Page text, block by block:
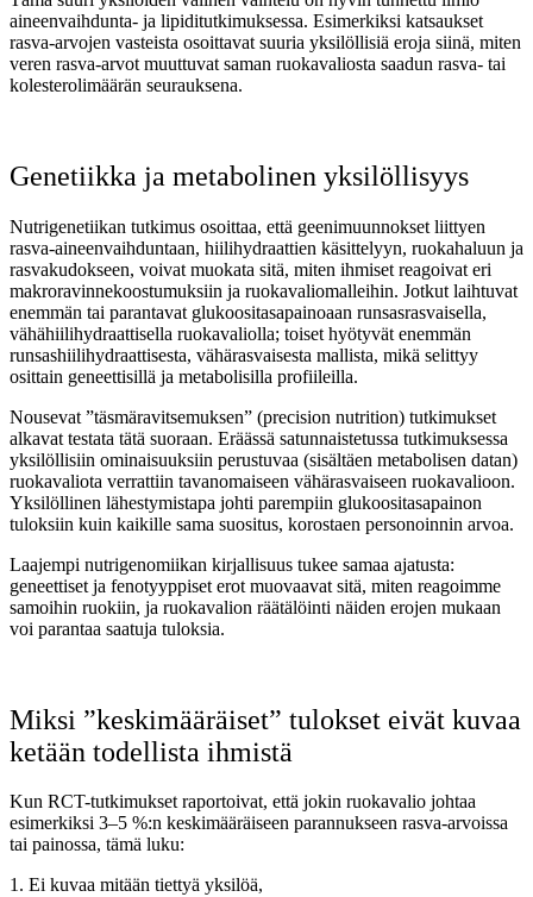
aineenvaihdunta- ja lipiditutkimuksessa. Esimerkiksi katsaukset
rasva-arvojen vasteista osoittavat suuria yksilöllisiä eroja siinä, miten
veren rasva-arvot muuttuvat saman ruokavaliosta saadun rasva- tai
kolesterolimäärän seurauksena.
Genetiikka ja metabolinen yksilöllisyys
Nutrigenetiikan tutkimus osoittaa, että geenimuunnokset liittyen
rasva-aineenvaihduntaan, hiilihydraattien käsittelyyn, ruokahaluun ja
rasvakudokseen, voivat muokata sitä, miten ihmiset reagoivat eri
makroravinnekoostumuksiin ja ruokavaliomalleihin. Jotkut laihtuvat
enemmän tai parantavat glukoositasapainoaan runsasrasvaisella,
vähähiilihydraattisella ruokavaliolla; toiset hyötyvät enemmän
runsashiilihydraattisesta, vähärasvaisesta mallista, mikä selittyy
osittain geneettisillä ja metabolisilla profiileilla.
Nousevat ”täsmäravitsemuksen” (precision nutrition) tutkimukset
alkavat testata tätä suoraan. Eräässä satunnaistetussa tutkimuksessa
yksilöllisiin ominaisuuksiin perustuvaa (sisältäen metabolisen datan)
ruokavaliota verrattiin tavanomaiseen vähärasvaiseen ruokavalioon.
Yksilöllinen lähestymistapa johti parempiin glukoositasapainon
tuloksiin kuin kaikille sama suositus, korostaen personoinnin arvoa.
Laajempi nutrigenomiikan kirjallisuus tukee samaa ajatusta:
geneettiset ja fenotyyppiset erot muovaavat sitä, miten reagoimme
samoihin ruokiin, ja ruokavalion räätälöinti näiden erojen mukaan
voi parantaa saatuja tuloksia.
Miksi ”keskimääräiset” tulokset eivät kuvaa
ketään todellista ihmistä
Kun RCT-tutkimukset raportoivat, että jokin ruokavalio johtaa
esimerkiksi 3–5 %:n keskimääräiseen parannukseen rasva-arvoissa
tai painossa, tämä luku:
1. Ei kuvaa mitään tiettyä yksilöä,